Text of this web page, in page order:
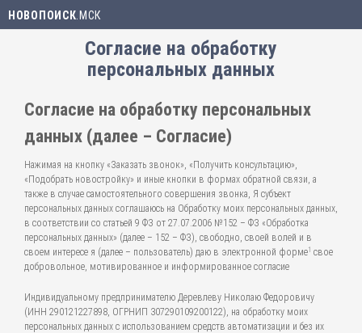
НОВОПОИСК .МСК
Согласие на обработку
персональных данных
Согласие на обработку персональных
данных (далее – Согласие)
Нажимая на кнопку «Заказать звонок», «Получить консультацию»,
«Подобрать новостройку» и иные кнопки в формах обратной связи, а
также в случае самостоятельного совершения звонка, Я субъект
персональных данных соглашаюсь на Обработку моих персональных данных,
в соответствии со статьей 9 ФЗ от 27.07.2006 №152 – ФЗ «Обработка
персональных данных» (далее – 152 – ФЗ), свободно, своей волей и в
своем интересе я (далее – пользователь) даю в электронной форме1 свое
добровольное, мотивированное и информированное согласие
Индивидуальному предпринимателю Деревлеву Николаю Федоровичу
(ИНН 290121227898, ОГРНИП 307290109200122), на обработку моих
персональных данных с использованием средств автоматизации и без их